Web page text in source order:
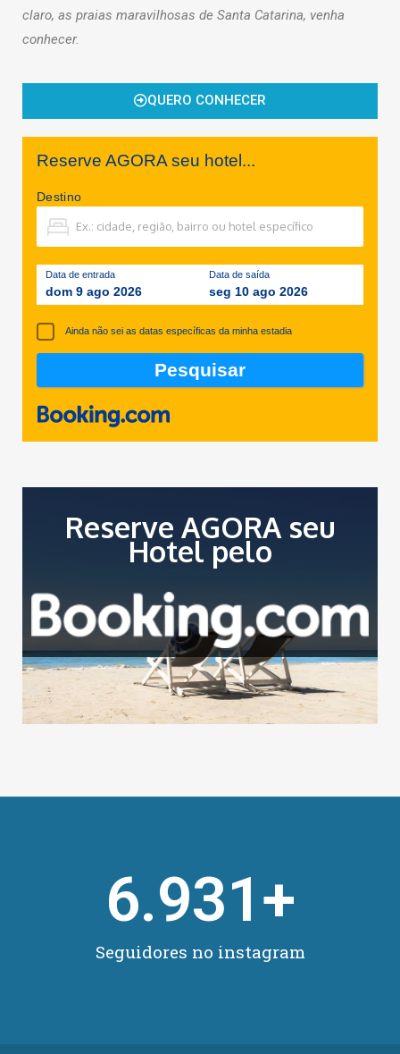
claro, as praias maravilhosas de Santa Catarina, venha
conhecer.
QUERO CONHECER
Reserve AGORA seu hotel...
Destino
Data de entrada
dom 9 ago 2026
Data de saída
seg 10 ago 2026
Ainda não sei as datas específicas da minha estadia
Reserve AGORA seu
Hotel pelo
Seguidores no instagram
6.931+